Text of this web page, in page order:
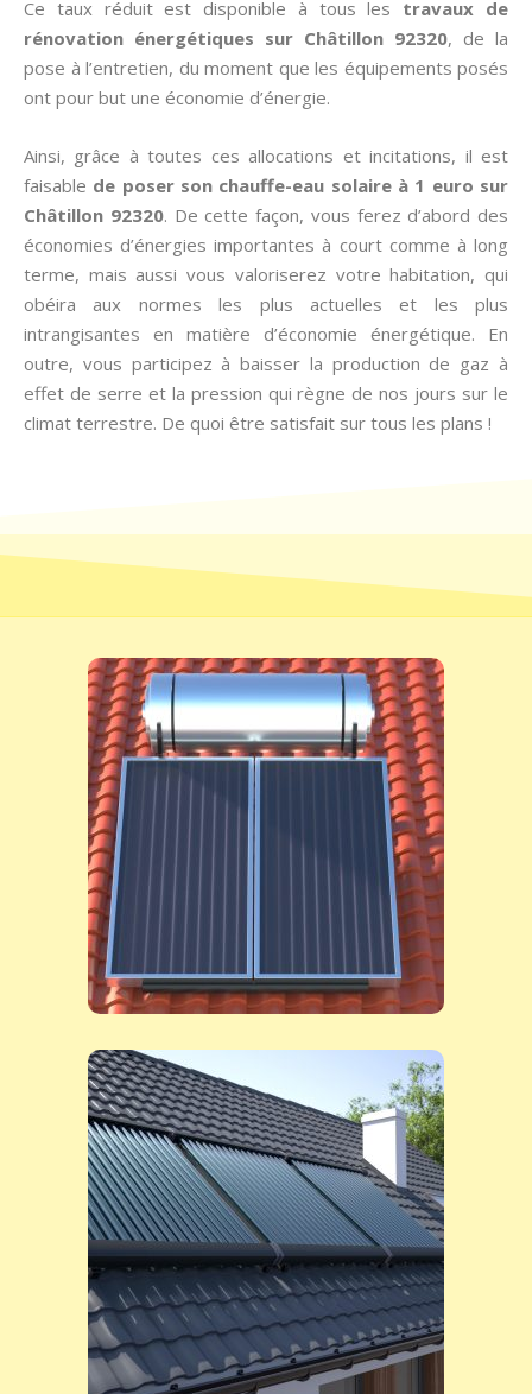
Ce taux réduit est disponible à tous les travaux de
rénovation énergétiques sur Châtillon 92320, de la
pose à l’entretien, du moment que les équipements posés
ont pour but une économie d’énergie.
Ainsi, grâce à toutes ces allocations et incitations, il est
faisable de poser son chauffe-eau solaire à 1 euro sur
Châtillon 92320. De cette façon, vous ferez d’abord des
économies d’énergies importantes à court comme à long
terme, mais aussi vous valoriserez votre habitation, qui
obéira aux normes les plus actuelles et les plus
intrangisantes en matière d’économie énergétique. En
outre, vous participez à baisser la production de gaz à
effet de serre et la pression qui règne de nos jours sur le
climat terrestre. De quoi être satisfait sur tous les plans !